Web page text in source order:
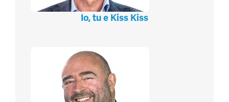
Io, tu e Kiss Kiss